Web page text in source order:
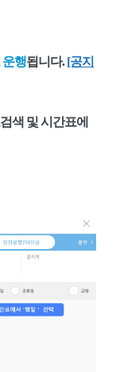
운행됩니다.[공지
색 및 시간표에